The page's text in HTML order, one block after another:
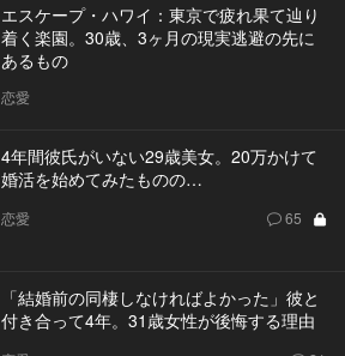
エスケープ・ハワイ：東京で疲れ果て辿り
着く楽園。30歳、3ヶ月の現実逃避の先に
あるもの
恋愛
4年間彼氏がいない29歳美女。20万かけて
婚活を始めてみたものの…
恋愛 65
「結婚前の同棲しなければよかった」彼と
付き合って4年。31歳女性が後悔する理由